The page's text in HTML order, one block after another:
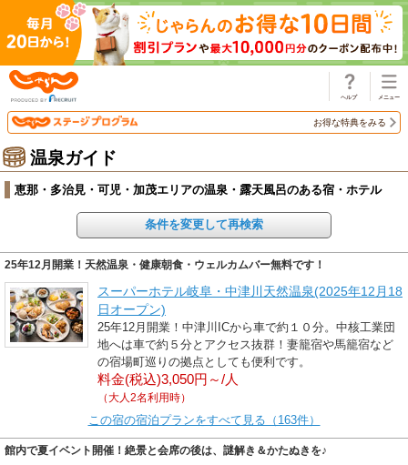
お得な特典をみる
温泉ガイド
恵那・多治見・可児・加茂エリアの温泉・露天風呂のある宿・ホテル
条件を変更して再検索
25年12月開業！天然温泉・健康朝食・ウェルカムバー無料です！
スーパーホテル岐阜・中津川天然温泉(2025年12月18
日オープン)
25年12月開業！中津川ICから車で約１０分。中核工業団
地へは車で約５分とアクセス抜群！妻籠宿や馬籠宿など
の宿場町巡りの拠点としても便利です。
料金(税込)3,050円～/人
（大人2名利用時）
この宿の宿泊プランをすべて見る（163件）
館内で夏イベント開催！絶景と会席の後は、謎解き＆かたぬきを♪